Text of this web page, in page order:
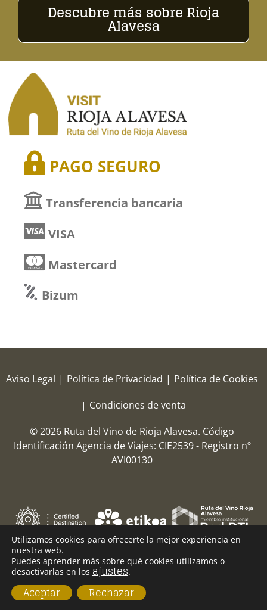
Descubre más sobre Rioja
Alavesa
PAGO SEGURO
Transferencia bancaria
VISA
Mastercard
Bizum
Aviso Legal | Política de Privacidad | Política de Cookies
| Condiciones de venta
© 2026 Ruta del Vino de Rioja Alavesa. Código
Identificación Agencia de Viajes: CIE2539 - Registro nº
AVI00130
Utilizamos cookies para ofrecerte la mejor experiencia en
nuestra web.
Puedes aprender más sobre qué cookies utilizamos o
desactivarlas en los ajustes.
Aceptar Rechazar